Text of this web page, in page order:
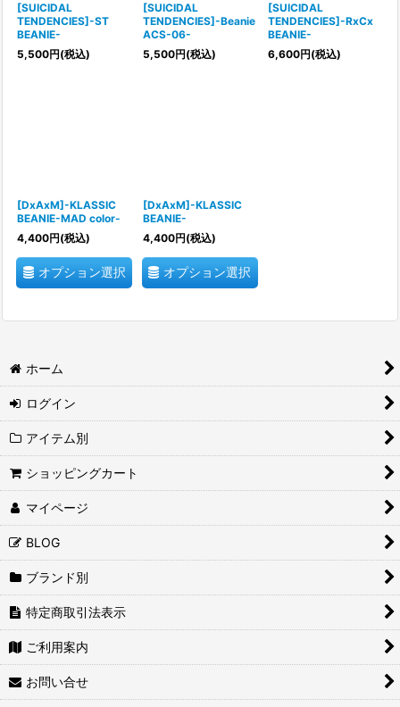
[SUICIDAL
TENDENCIES]-ST
BEANIE-
5,500円(税込)
[SUICIDAL
TENDENCIES]-Beanie
ACS-06-
5,500円(税込)
[SUICIDAL
TENDENCIES]-RxCx
BEANIE-
6,600円(税込)
[DxAxM]-KLASSIC
BEANIE-MAD color-
4,400円(税込)
オプション選択
[DxAxM]-KLASSIC
BEANIE-
4,400円(税込)
オプション選択
ホーム
ログイン
アイテム別
ショッピングカート
マイページ
BLOG
ブランド別
特定商取引法表示
ご利用案内
お問い合せ